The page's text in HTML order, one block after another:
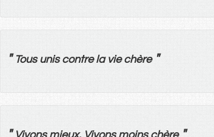
" Tous unis contre la vie chère "
" "